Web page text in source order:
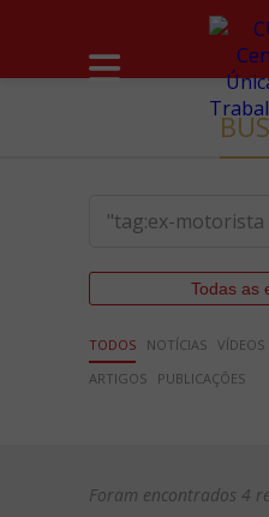
Todas as
TODOS NOTÍCIAS VÍDEOS
ARTIGOS
PUBLICAÇÕES
Foram encontrados 4